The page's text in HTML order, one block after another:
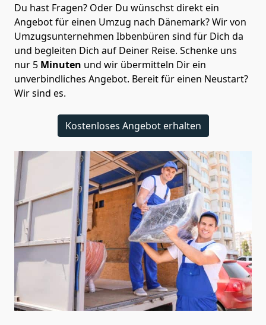
Du hast Fragen? Oder Du wünschst direkt ein
Angebot für einen Umzug nach Dänemark? Wir von
Umzugsunternehmen Ibbenbüren sind für Dich da
und begleiten Dich auf Deiner Reise. Schenke uns
nur 5 Minuten und wir übermitteln Dir ein
unverbindliches Angebot. Bereit für einen Neustart?
Wir sind es.
Kostenloses Angebot erhalten